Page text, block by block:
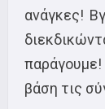
ανάγκες!
βάση τις